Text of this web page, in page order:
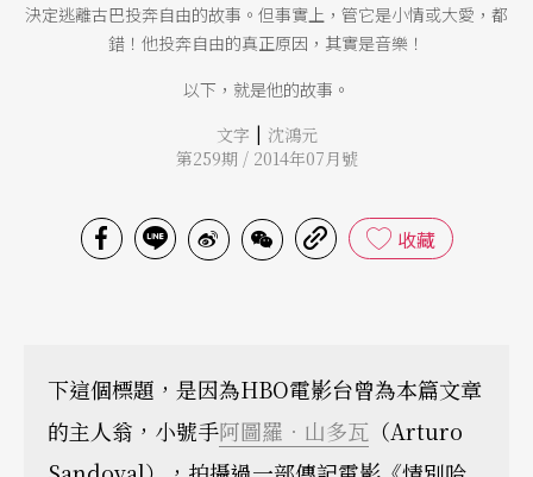
決定逃離古巴投奔自由的故事。但事實上，管它是小情或大愛，都
錯！他投奔自由的真正原因，其實是音樂！
以下，就是他的故事。
文字 | 沈鴻元
第259期 / 2014年07月號
收藏
下這個標題，是因為HBO電影台曾為本篇文章
的主人翁，小號手阿圖羅．山多瓦 （Arturo